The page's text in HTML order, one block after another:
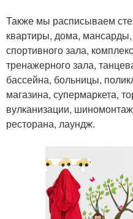
Также мы расписываем
квартиры, дома,
спортивного зала,
тренажерного зала,
бассейна, больницы,
магазина, супермаркета,
вулканизации,
ресторана, лаундж.